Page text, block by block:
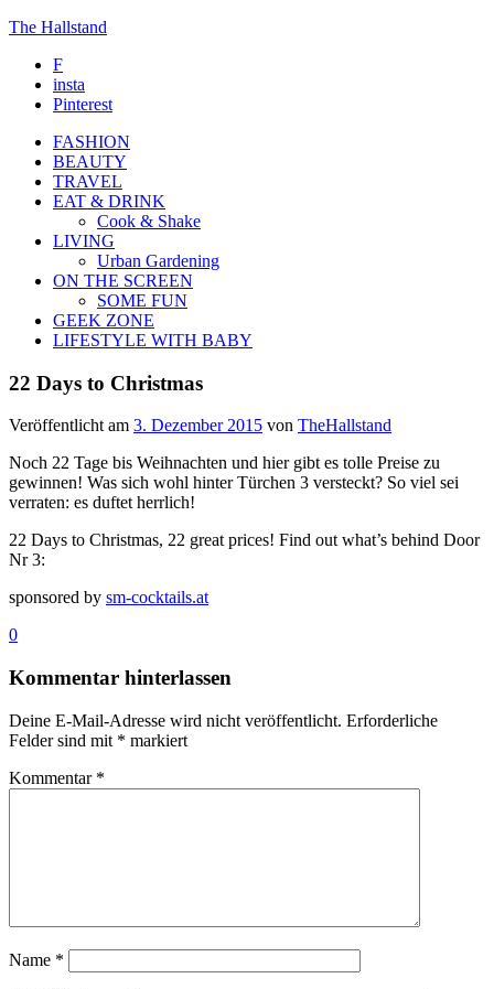
The Hallstand
F
insta
Pinterest
FASHION
BEAUTY
TRAVEL
EAT & DRINK
Cook & Shake
LIVING
Urban Gardening
ON THE SCREEN
SOME FUN
GEEK ZONE
LIFESTYLE WITH BABY
22 Days to Christmas
Veröffentlicht am 3. Dezember 2015 von TheHallstand
Noch 22 Tage bis Weihnachten und hier gibt es tolle Preise zu
gewinnen! Was sich wohl hinter Türchen 3 versteckt? So viel sei
verraten: es duftet herrlich!
22 Days to Christmas, 22 great prices! Find out what’s behind Door
Nr 3:
sponsored by sm-cocktails.at
0
Kommentar hinterlassen
Deine E-Mail-Adresse wird nicht veröffentlicht. Erforderliche
Felder sind mit * markiert
Kommentar *
Name *